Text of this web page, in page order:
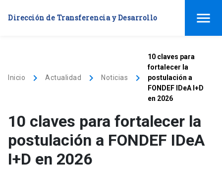
Dirección de Transferencia y Desarrollo menu
Inicio keyboard_arrow_right Actualidad keyboard_arrow_right Noticias keyboard_arrow_right
10 claves para
fortalecer la
postulación a
FONDEF IDeA I+D
en 2026
10 claves para fortalecer la
postulación a FONDEF IDeA
I+D en 2026